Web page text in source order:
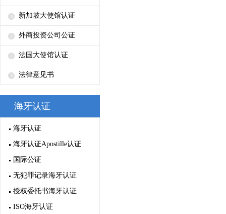
新加坡大使馆认证
外商投资公司公证
法国大使馆认证
法律意见书
海牙认证
海牙认证
海牙认证Apostille认证
国际公证
无犯罪记录海牙认证
授权委托书海牙认证
ISO海牙认证